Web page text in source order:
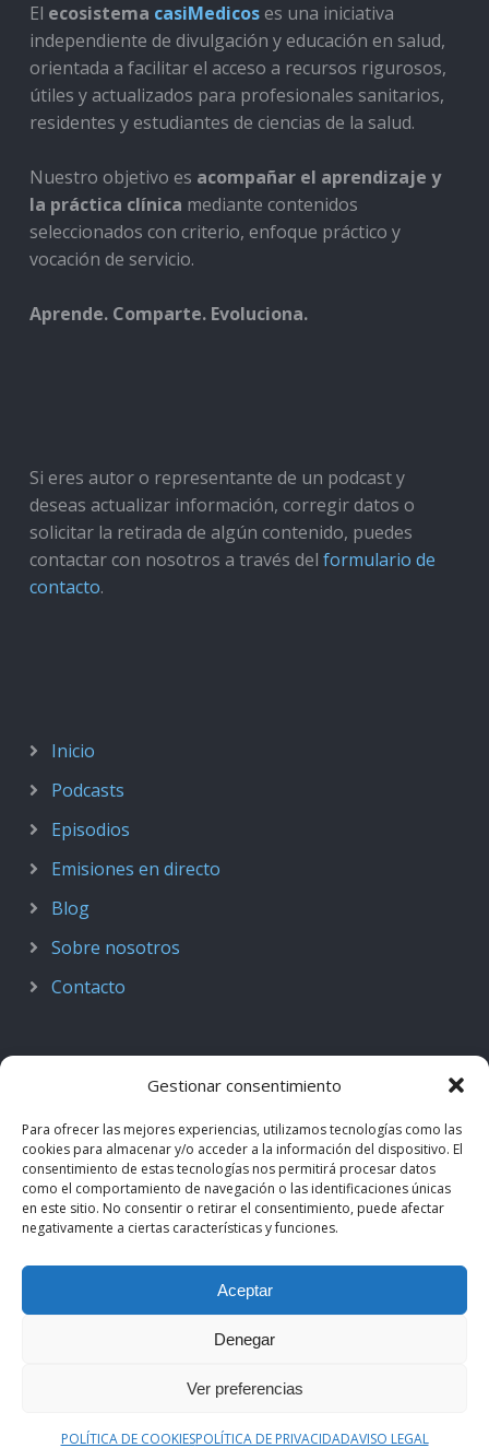
Gestionar consentimiento
Para ofrecer las mejores experiencias, utilizamos tecnologías como las
cookies para almacenar y/o acceder a la información del dispositivo. El
consentimiento de estas tecnologías nos permitirá procesar datos
como el comportamiento de navegación o las identificaciones únicas
en este sitio. No consentir o retirar el consentimiento, puede afectar
negativamente a ciertas características y funciones.
Aceptar
Denegar
Ver preferencias
POLÍTICA DE COOKIESPOLÍTICA DE PRIVACIDADAVISO LEGAL
El ecosistema casiMedicoses una iniciativa
independiente de divulgación y educación en salud,
orientada a facilitar el acceso a recursos rigurosos,
útiles y actualizados para profesionales sanitarios,
residentes y estudiantes de ciencias de la salud.
Nuestro objetivo es acompañar el aprendizaje y
la práctica clínica mediante contenidos
seleccionados con criterio, enfoque práctico y
vocación de servicio.
Aprende. Comparte. Evoluciona.
Si eres autor o representante de un podcast y
deseas actualizar información, corregir datos o
solicitar la retirada de algún contenido, puedes
contactar con nosotros a través del formulario de
contacto.
Inicio
Podcasts
Episodios
Emisiones en directo
Blog
Sobre nosotros
Contacto
Podcast de Medicina · by casiMedicos
Radio casiMedicos
. Los contenidos pertenecen a sus
autores originales y se muestran mediante